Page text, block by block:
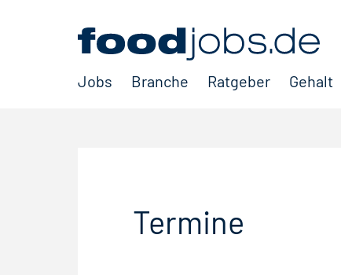
Jobs Branche Ratgeber Gehalt
Termine